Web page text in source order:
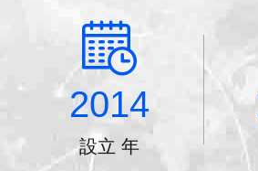
2014
設立 年